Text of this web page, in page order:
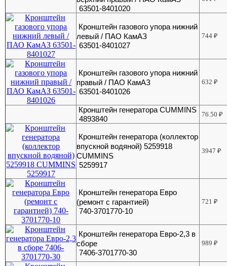
63501-8401020
Кронштейн газового упора нижний
левый / ПАО КамАЗ
63501-8401027
744₽
Кронштейн газового упора нижний
правый / ПАО КамАЗ
63501-8401026
632₽
Кронштейн генератора CUMMINS
4893840
76.50₽
Кронштейн генератора (коллектор
впускной водяной) 5259918
CUMMINS
5259917
3947₽
Кронштейн генератора Евро
(ремонт с гарантией)
740-3701770-10
721₽
Кронштейн генератора Евро-2,3 в
сборе
7406-3701770-30
989₽